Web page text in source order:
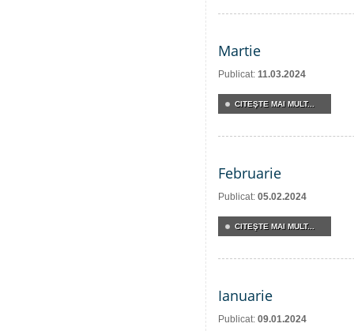
Martie
Publicat: 11.03.2024
CITEŞTE MAI MULT...
Februarie
Publicat: 05.02.2024
CITEŞTE MAI MULT...
Ianuarie
Publicat: 09.01.2024